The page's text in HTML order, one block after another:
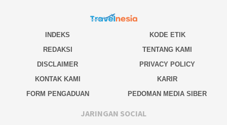
INDEKS
KODE ETIK
REDAKSI
TENTANG KAMI
DISCLAIMER
PRIVACY POLICY
KONTAK KAMI
KARIR
FORM PENGADUAN
PEDOMAN MEDIA SIBER
JARINGAN SOCIAL